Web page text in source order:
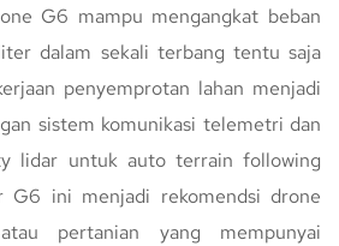
G6 mampu mengangkat beban
dalam sekali terbang tentu saja
penyemprotan lahan menjadi
sistem komunikasi telemetri dan
lidar untuk auto terrain following
G6 ini menjadi rekomendsi drone
pertanian yang mempunyai